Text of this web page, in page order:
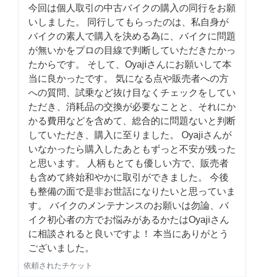
今回は個人取引の中古バイクの購入の同行をお願
いしました。 同行してもらったのは、私自身が
バイクの素人で購入を決める為に、バイクに問題
が無いかをプロの目線で判断していただきたかっ
たからです。 そして、Oyajiさんにお願いして本
当に良かったです。 気になる点や販売者への方
への質問、試乗など抜け目なくチェックをしてい
ただき、消耗品の交換が必要なことと、それにか
かる費用などを含めて、総合的に問題ないと判断
していただき、購入に至りました。 Oyajiさんが
いなかったら購入したあともずっと不安が残った
と思います。 人柄もとても優しい方で、販売者
も含めて終始和やかに取引ができました。 今後
も整備の面で是非お世話になりたいと思っていま
す。 バイクのメンテナンスのお願いは勿論、バ
イク初心者の方でお悩みがあるかたはOyajiさん
に相談されると良いですよ！ 本当にありがとう
ございました。
依頼されたチケット